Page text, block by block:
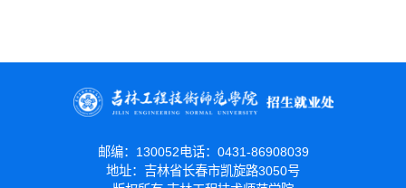
邮编：130052电话：0431-86908039
地址：吉林省长春市凯旋路3050号